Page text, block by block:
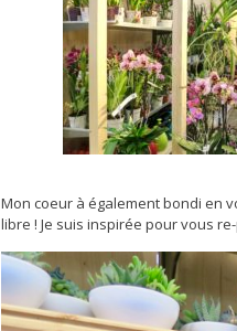
Mon coeur à également bondi en
libre ! Je suis inspirée pour vous